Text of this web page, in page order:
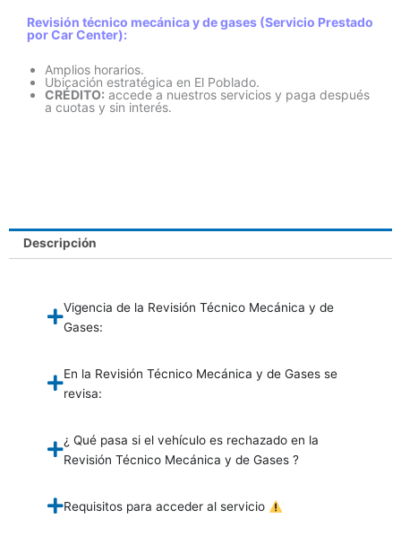
Revisión técnico mecánica y de gases (Servicio Prestado
por Car Center):
Amplios horarios.
Ubicación estratégica en El Poblado.
CRÉDITO: accede a nuestros servicios y paga después
a cuotas y sin interés.
Descripción
Vigencia de la Revisión Técnico Mecánica y de
Gases:
En la Revisión Técnico Mecánica y de Gases se
revisa:
¿ Qué pasa si el vehículo es rechazado en la
Revisión Técnico Mecánica y de Gases ?
Requisitos para acceder al servicio